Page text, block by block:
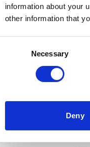
information about your
other information that
Necessary
Deny